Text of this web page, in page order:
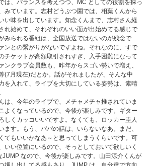
は、バランスを考えつつ、MC としての役割を探っ
みています。志村どうぶつ園では、相葉くんから
い味を出しています。知念くんまで、志村さん経
れ始めて、それぞれのいい面が出始めてる感じで
みられる番組は、全国放送ではないのが残念で
ンとの繋がりがないですよね。それなのに、すで
チケットが高額取引されすぎ、入手困難になって
ンクラブ会員数も、昨年からスゴい勢いで増え、
(7月現在)だとか。話がそれましたが、そんな中
を入れて、ライブを大切にしている姿勢は、素晴
は、今年のライブで、メチャメチャ推されていま
よくなっているので、今後が楽しみです。ギター
しくカッコいいですよ。なくても、ロッカー圭人
ます。もう、パパの話は、いらないなあ。まだ、
てもいいかなあ～と思ってしまうくらいです。可
いい位置にいるので、そっとしておいて欲しいく
JUMP なので、今後が楽しみです。山田涼介くんが